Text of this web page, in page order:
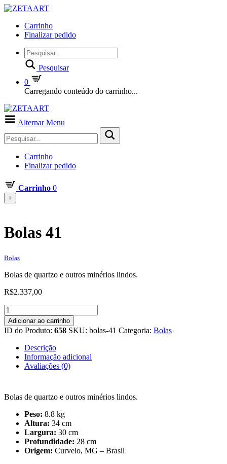
Carrinho
Finalizar pedido
Pesquisar
0
Carregando conteúdo do carrinho...
Alternar Menu
Carrinho
Finalizar pedido
Carrinho 0
+
Bolas 41
Bolas
Bolas de quartzo e outros minérios lindos.
R$2.337,00
Bolas
41
quantidade
Adicionar ao carrinho
ID do Produto: 658 SKU: bolas-41 Categoria: Bolas
Descrição
Informação adicional
Avaliações (0)
Bolas de quartzo e outros minérios lindos.
Peso: 8.8 kg
Altura: 34 cm
Largura: 30 cm
Profundidade: 28 cm
Origem: Curvelo, MG – Brasil